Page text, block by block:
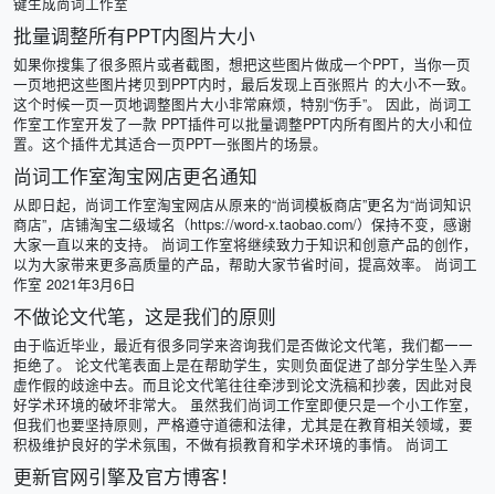
批量调整所有PPT内图片大小
如果你搜集了很多照片或者截图，想把这些图片做成一个PPT，当你一页
一页地把这些图片拷贝到PPT内时，最后发现上百张照片 的大小不一致。
这个时候一页一页地调整图片大小非常麻烦，特别“伤手”。 因此，尚词工
作室工作室开发了一款 PPT插件可以批量调整PPT内所有图片的大小和位
置。这个插件尤其适合一页PPT一张图片的场景。
尚词工作室淘宝网店更名通知
从即日起，尚词工作室淘宝网店从原来的“尚词模板商店”更名为“尚词知识
商店”，店铺淘宝二级域名（https://word-x.taobao.com/）保持不变，感谢
大家一直以来的支持。 尚词工作室将继续致力于知识和创意产品的创作，
以为大家带来更多高质量的产品，帮助大家节省时间，提高效率。 尚词工
作室 2021年3月6日
不做论文代笔，这是我们的原则
由于临近毕业，最近有很多同学来咨询我们是否做论文代笔，我们都一一
拒绝了。 论文代笔表面上是在帮助学生，实则负面促进了部分学生坠入弄
虚作假的歧途中去。而且论文代笔往往牵涉到论文洗稿和抄袭，因此对良
好学术环境的破坏非常大。 虽然我们尚词工作室即便只是一个小工作室，
但我们也要坚持原则，严格遵守道德和法律，尤其是在教育相关领域，要
积极维护良好的学术氛围，不做有损教育和学术环境的事情。 尚词工
更新官网引擎及官方博客！